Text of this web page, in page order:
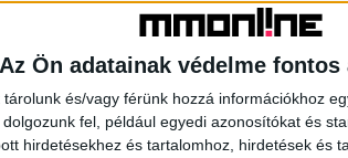
Az Ön adatainak védelme fontos
és/vagy férünk hozzá információkhoz
fel, például egyedi azonosítókat és
hirdetésekhez és tartalomhoz, hirdetések és